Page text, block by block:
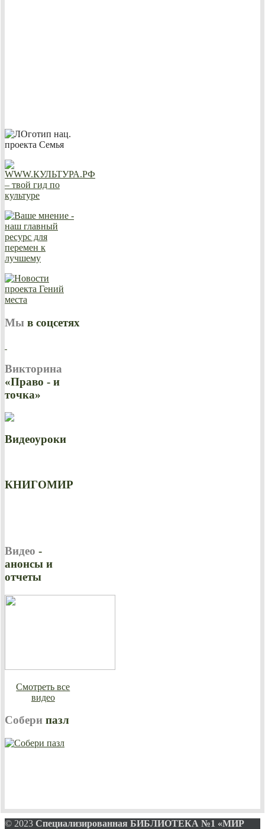
Мы в соцсетях
Викторина
«Право - и
точка»
Видеоуроки
КНИГОМИР
Видео -
анонсы и
отчеты
Смотреть все
видео
Собери пазл
© 2023 Специализированная БИБЛИОТЕКА №1 «МИР